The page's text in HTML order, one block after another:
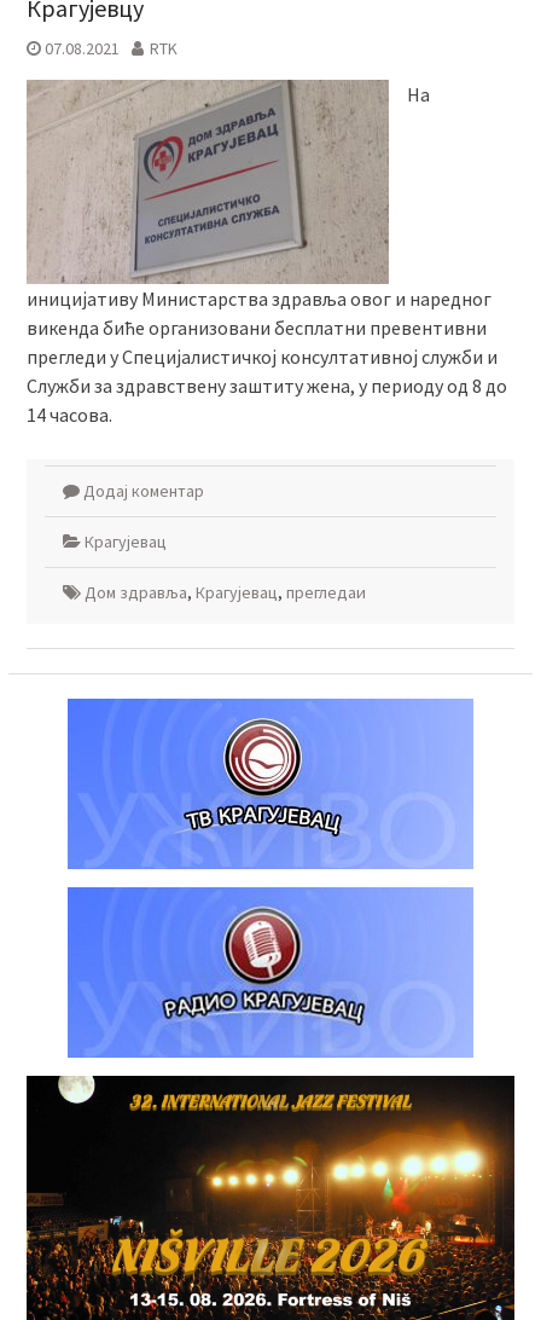
Крагујевцу
07.08.2021 RTK
На
иницијативу Министарства здравља овог и наредног
викенда биће организовани бесплатни превентивни
прегледи у Специјалистичкој консултативној служби и
Служби за здравствену заштиту жена, у периоду од 8 до
14 часова.
Додај коментар
Крагујевац
Дом здравља, Крагујевац, прегледаи